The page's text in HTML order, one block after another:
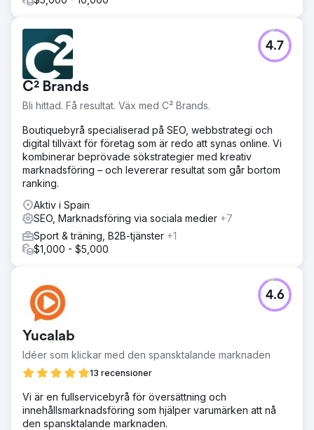
C² Brands
Bli hittad. Få resultat. Väx med C² Brands.
4.7
Boutiquebyrå specialiserad på SEO, webbstrategi och
digital tillväxt för företag som är redo att synas online. Vi
kombinerar beprövade sökstrategier med kreativ
marknadsföring – och levererar resultat som går bortom
ranking.
Aktiv i Spain
SEO, Marknadsföring via sociala medier +7
Sport & träning, B2B-tjänster +1
$1,000 - $5,000
Yucalab
Idéer som klickar med den spansktalande marknaden
13 recensioner
4.6
Vi är en fullservicebyrå för översättning och
innehållsmarknadsföring som hjälper varumärken att nå
den spansktalande marknaden.